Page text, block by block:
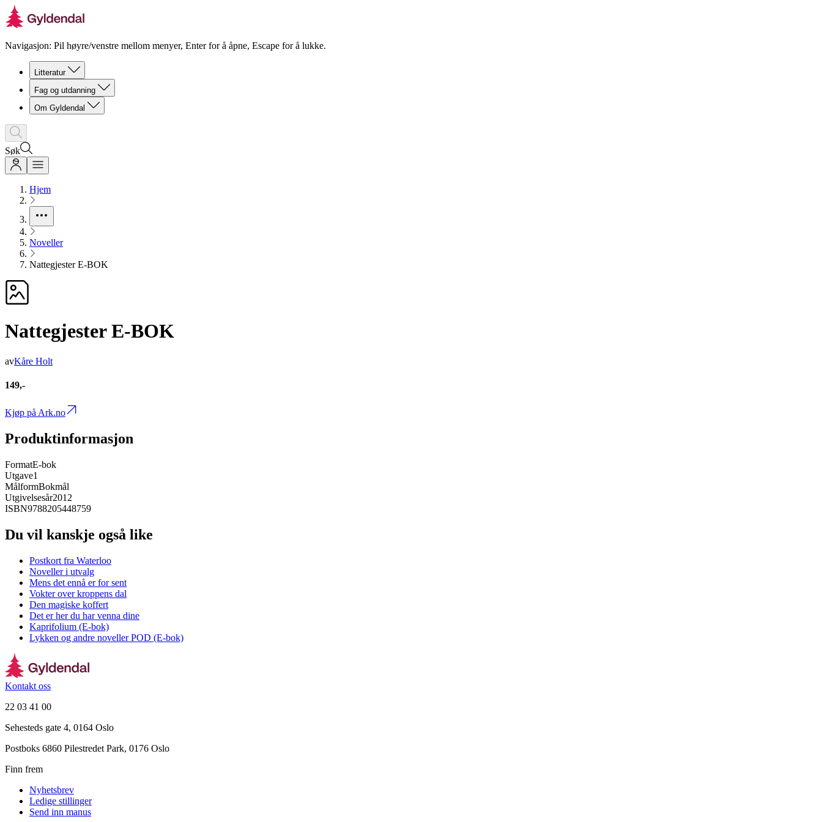
Navigasjon: Pil høyre/venstre mellom menyer, Enter for å åpne, Escape for å lukke.
Litteratur
Fag og utdanning
Om Gyldendal
Søk
Hjem
Noveller
Nattegjester E-BOK
Nattegjester E-BOK
avKåre Holt
149,-
Kjøp på Ark.no
Produktinformasjon
FormatE-bok
Utgave1
MålformBokmål
Utgivelsesår2012
ISBN9788205448759
Du vil kanskje også like
Postkort fra Waterloo
Noveller i utvalg
Mens det ennå er for sent
Vokter over kroppens dal
Den magiske koffert
Det er her du har venna dine
Kaprifolium (E-bok)
Lykken og andre noveller POD (E-bok)
Kontakt oss
22 03 41 00
Sehesteds gate 4, 0164 Oslo
Postboks 6860 Pilestredet Park, 0176 Oslo
Finn frem
Nyhetsbrev
Ledige stillinger
Send inn manus